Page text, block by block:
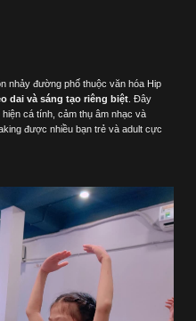
₫.
nhảy đường phố thuộc văn hóa Hip
dai và sáng tạo riêng biệt. Đây
cá tính, cảm thụ âm nhạc và
được nhiều bạn trẻ và adult cực